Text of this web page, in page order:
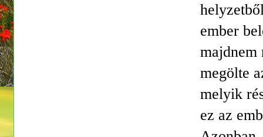
ember
majdnem
megölte
melyik
ez az